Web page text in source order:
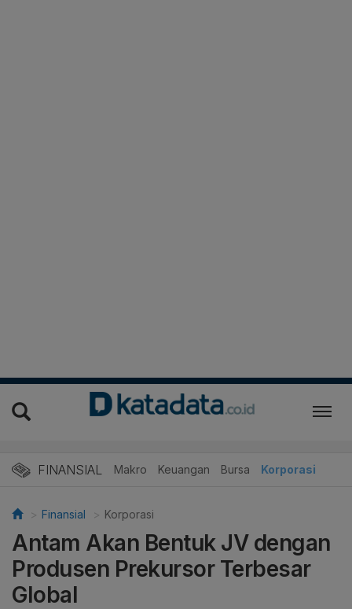
FINANSIAL Makro Keuangan Bursa Korporasi
Finansial Korporasi
Antam Akan Bentuk JV dengan
Produsen Prekursor Terbesar
Global